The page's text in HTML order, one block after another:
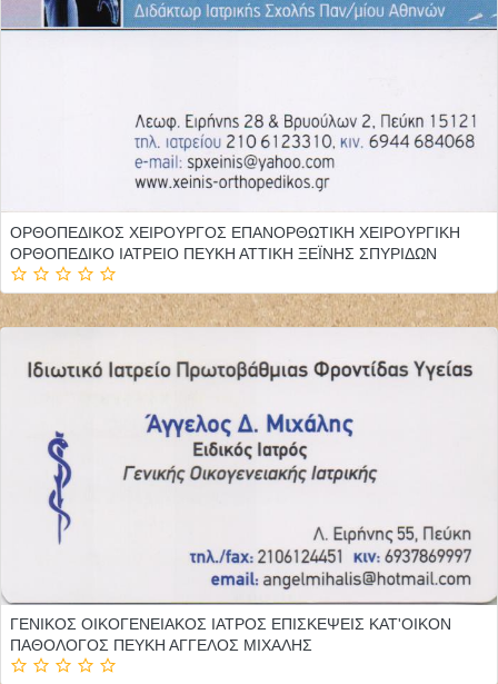
ΟΡΘΟΠΕΔΙΚΟΣ ΧΕΙΡΟΥΡΓΟΣ ΕΠΑΝΟΡΘΩΤΙΚΗ ΧΕΙΡΟΥΡΓΙΚΗ
ΟΡΘΟΠΕΔΙΚΟ ΙΑΤΡΕΙΟ ΠΕΥΚΗ ΑΤΤΙΚΗ ΞΕΪΝΗΣ ΣΠΥΡΙΔΩΝ
ΓΕΝΙΚΟΣ ΟΙΚΟΓΕΝΕΙΑΚΟΣ ΙΑΤΡΟΣ ΕΠΙΣΚΕΨΕΙΣ ΚΑΤ'ΟΙΚΟΝ
ΠΑΘΟΛΟΓΟΣ ΠΕΥΚΗ ΑΓΓΕΛΟΣ ΜΙΧΑΛΗΣ